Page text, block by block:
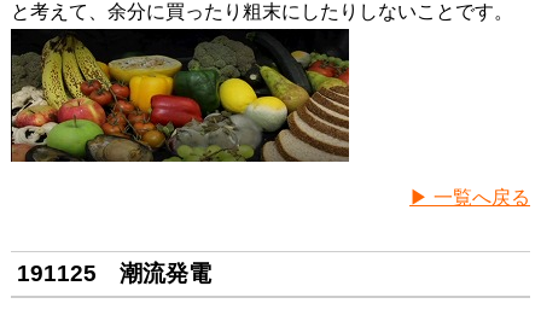
と考えて、余分に買ったり粗末にしたりしないことです。
▶ 一覧へ戻る
191125 潮流発電